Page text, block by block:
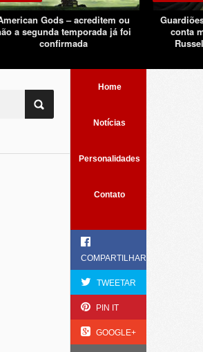
Gods – acreditem ou
a segunda temporada já foi
confirmada
conta
Home
Notícias
Personalidades
Contato
COMPARTILHAR
TWEETAR
PIN IT
GOOGLE+